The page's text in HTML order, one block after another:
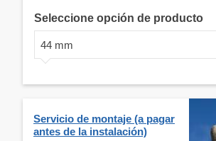
Seleccione opción de producto
44 mm
Servicio de montaje (a pagar
antes de la instalación)